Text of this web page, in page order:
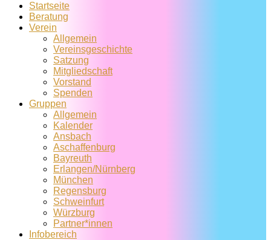
Startseite
Beratung
Verein
Allgemein
Vereins­geschichte
Satzung
Mitglied­schaft
Vorstand
Spenden
Gruppen
Allgemein
Kalender
Ansbach
Aschaffenburg
Bayreuth
Erlangen/Nürnberg
München
Regensburg
Schweinfurt
Würzburg
Partner*innen
Infobereich